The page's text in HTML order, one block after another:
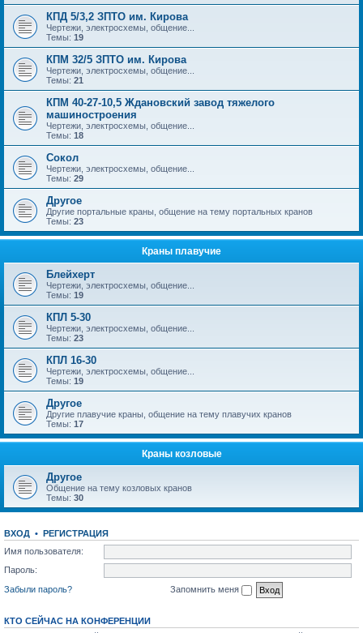
КПД 5/3,2 ЗПТО им. Кирова
Чертежи, электросхемы, общение...
Темы: 19
КПМ 32/5 ЗПТО им. Кирова
Чертежи, электросхемы, общение...
Темы: 21
КПМ 40-27-10,5 Ждановский завод тяжелого
машиностроения
Чертежи, электросхемы, общение...
Темы: 18
Сокол
Чертежи, электросхемы, общение...
Темы: 29
Другое
Другие портальные краны, общение на тему портальных кранов
Темы: 23
Краны плавучие
Блейхерт
Чертежи, электросхемы, общение...
Темы: 19
КПЛ 5-30
Чертежи, электросхемы, общение...
Темы: 23
КПЛ 16-30
Чертежи, электросхемы, общение...
Темы: 19
Другое
Другие плавучие краны, общение на тему плавучих кранов
Темы: 17
Краны козловые
Другое
Общение на тему козловых кранов
Темы: 30
ВХОД • РЕГИСТРАЦИЯ
Имя пользователя:
Пароль:
Забыли пароль?
Запомнить меня
КТО СЕЙЧАС НА КОНФЕРЕНЦИИ